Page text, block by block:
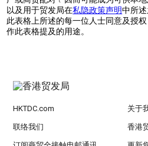
以及用于贸发局在私隐政策声明中所
此表格上所述的每一位人士同意及授
作此表格提及的用途。
HKTDC.com 关于
联络我们 香港